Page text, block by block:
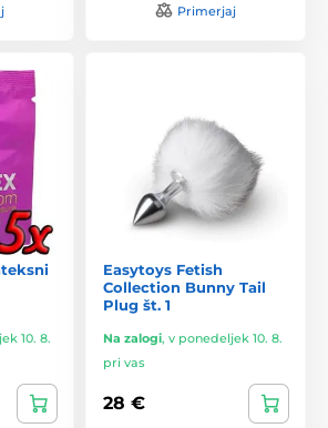
Primerjaj
10. 8.
Easytoys Fetish
Collection Bunny Tail
Plug št. 1
Na zalogi, v ponedeljek 10. 8.
pri vas
28 €